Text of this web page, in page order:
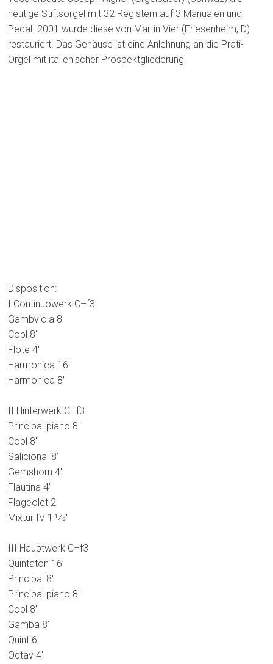
heutige Stiftsorgel mit 32 Registern auf 3 Manualen und
Pedal. 2001 wurde diese von Martin Vier (Friesenheim, D)
restauriert. Das Gehäuse ist eine Anlehnung an die Prati-
Orgel mit italienischer Prospektgliederung.
Disposition:
I Continuowerk C–f3
Gambviola 8′
Copl 8′
Flöte 4′
Harmonica 16′
Harmonica 8′
II Hinterwerk C–f3
Principal piano 8′
Copl 8′
Salicional 8′
Gemshorn 4′
Flautina 4′
Flageolet 2′
Mixtur IV 1 1⁄3′
III Hauptwerk C–f3
Quintatön 16’
Principal 8′
Principal piano 8′
Copl 8′
Gamba 8′
Quint 6′
Octav 4′